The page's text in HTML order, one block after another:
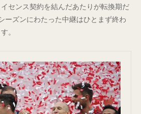
センス契約を結んだあたりが転換期だ
ーズンにわたった中継はひとまず終わ
。